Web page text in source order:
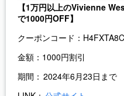
【1万円以上のVivienne
で1000円OFF】
クーポンコード： H4FXTA8C
金額： 1000円割引
期間： 2024年6月23日まで